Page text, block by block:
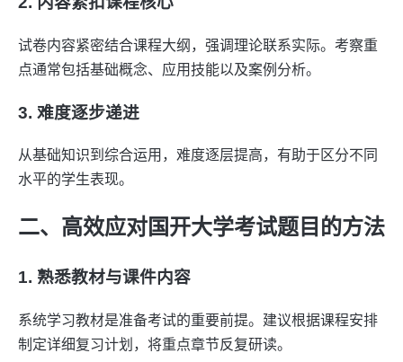
试卷内容紧密结合课程大纲，强调理论联系实际。考察重
点通常包括基础概念、应用技能以及案例分析。
3. 难度逐步递进
从基础知识到综合运用，难度逐层提高，有助于区分不同
水平的学生表现。
二、高效应对国开大学考试题目的方法
1. 熟悉教材与课件内容
系统学习教材是准备考试的重要前提。建议根据课程安排
制定详细复习计划，将重点章节反复研读。